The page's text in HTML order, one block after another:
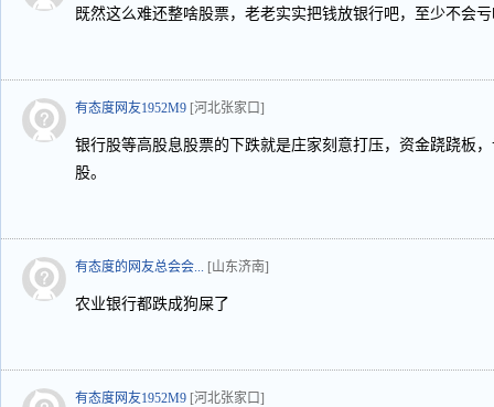
既然这么难还整啥股票，老老实实把钱放银行吧，至少不会
有态度网友1952M9 [河北张家口]
银行股等高股息股票的下跌就是庄家刻意打压，资金跷跷板
股。
有态度的网友总会会... [山东济南]
农业银行都跌成狗屎了
有态度网友1952M9 [河北张家口]